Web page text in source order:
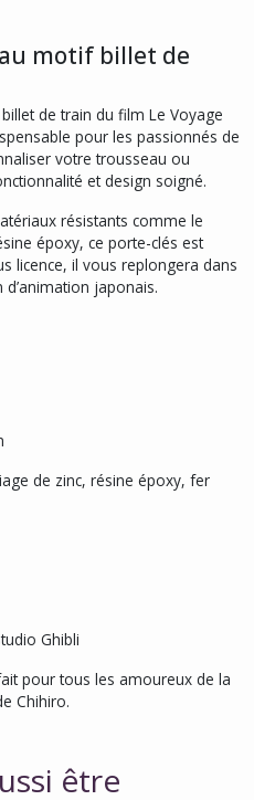
motif billet de
de train du film Le Voyage
pour les passionnés de
votre trousseau ou
et design soigné.
résistants comme le
époxy, ce porte-clés est
licence, il vous replongera dans
japonais.
de zinc, résine époxy, fer
Ghibli
pour tous les amoureux de la
Chihiro.
être